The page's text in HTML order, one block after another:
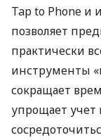
Tap to Phone и
позволяет
практически
инструменты
сокращает
упрощает